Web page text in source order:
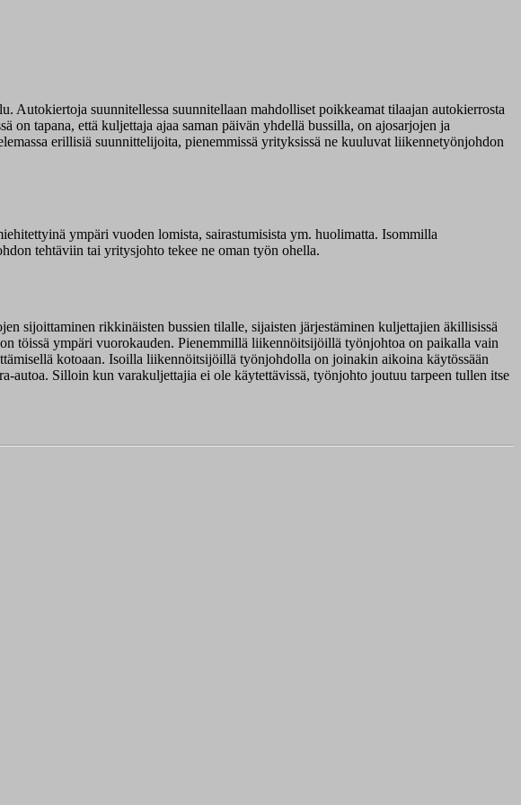
Autokiertoja suunnitellessa suunnitellaan mahdolliset poikkeamat tilaajan autokierrosta
tapana, että kuljettaja ajaa saman päivän yhdellä bussilla, on ajosarjojen ja
erillisiä suunnittelijoita, pienemmissä yrityksissä ne kuuluvat liikennetyönjohdon
ympäri vuoden lomista, sairastumisista ym. huolimatta. Isommilla
tehtäviin tai yritysjohto tekee ne oman työn ohella.
sijoittaminen rikkinäisten bussien tilalle, sijaisten järjestäminen kuljettajien äkillisissä
töissä ympäri vuorokauden. Pienemmillä liikennöitsijöillä työnjohtoa on paikalla vain
kotoaan. Isoilla liikennöitsijöillä työnjohdolla on joinakin aikoina käytössään
autoa. Silloin kun varakuljettajia ei ole käytettävissä, työnjohto joutuu tarpeen tullen itse